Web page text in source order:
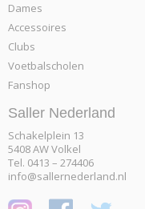
Dames
Accessoires
Clubs
Voetbalscholen
Fanshop
Saller Nederland
Schakelplein 13
5408 AW Volkel
Tel. 0413 – 274406
info@sallernederland.nl